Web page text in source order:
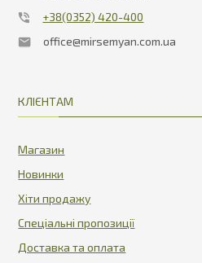
+38(0352) 420-400
office@mirsemyan.com.ua
КЛІЄНТАМ
Магазин
Новинки
Хіти продажу
Спеціальні пропозиції
Доставка та оплата